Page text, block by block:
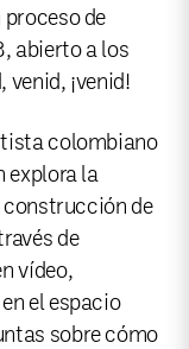
de
abierto a los
¡venid!
colombiano
explora la
de
de
vídeo,
el espacio
sobre cómo